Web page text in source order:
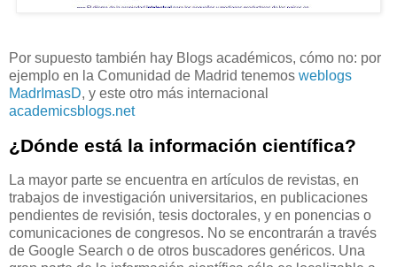
Por supuesto también hay Blogs académicos, cómo no: por
ejemplo en la Comunidad de Madrid tenemos weblogs
MadrImasD, y este otro más internacional
academicsblogs.net
¿Dónde está la información científica?
La mayor parte se encuentra en artículos de revistas, en
trabajos de investigación universitarios, en publicaciones
pendientes de revisión, tesis doctorales, y en ponencias o
comunicaciones de congresos. No se encontrarán a través
de Google Search o de otros buscadores genéricos. Una